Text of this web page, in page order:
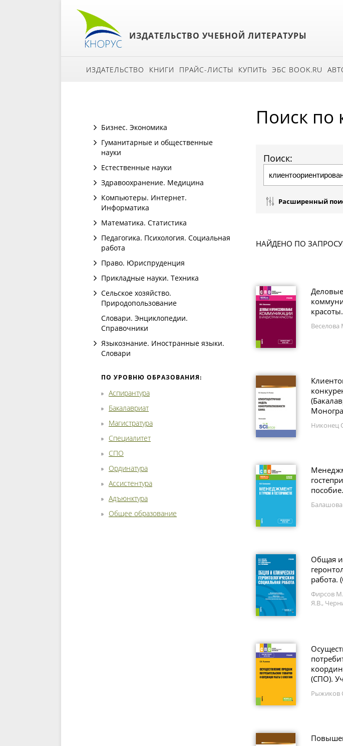
ИЗДАТЕЛЬСТВО УЧЕБНОЙ ЛИТЕРАТУРЫ
ИЗДАТЕЛЬСТВО КНИГИ ПРАЙС-ЛИСТЫ КУПИТЬ ЭБС BOOK.RU
Бизнес. Экономика
Гуманитарные и общественные
науки
Естественные науки
Здравоохранение. Медицина
Компьютеры. Интернет.
Информатика
Математика. Статистика
Педагогика. Психология. Социальная
работа
Право. Юриспруденция
Прикладные науки. Техника
Сельское хозяйство.
Природопользование
Словари. Энциклопедии.
Справочники
Языкознание. Иностранные языки.
Словари
ПО УРОВНЮ ОБРАЗОВАНИЯ:
Аспирантура
Бакалавриат
Магистратура
Специалитет
СПО
Ординатура
Ассистентура
Адъюнктура
Общее образование
Поиск по
Поиск:
Расширенный
НАЙДЕНО ПО
Никонец
пособие.
Общая и
работа.
Фирсов
Я.В.,
(СПО).
Рыжиков